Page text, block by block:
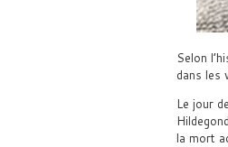
Selon
dans les
Le jour
la mort